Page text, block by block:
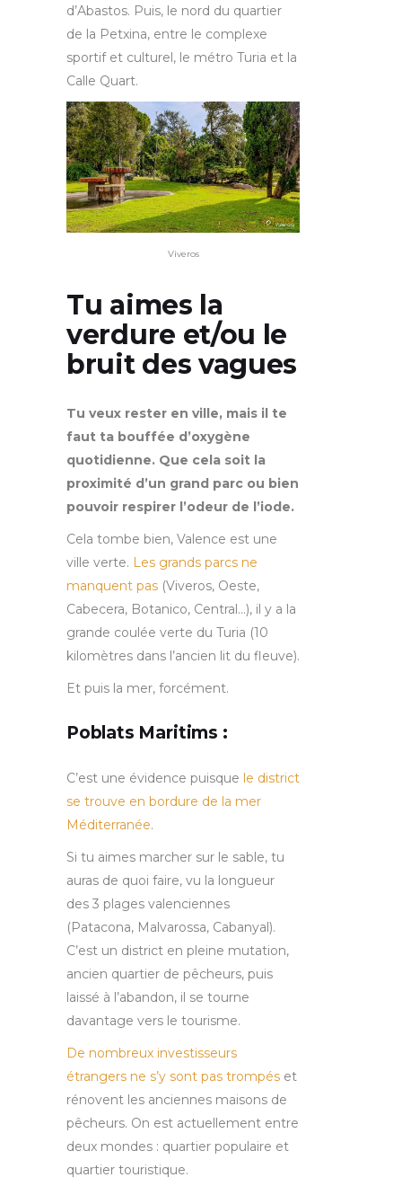
d’Abastos. Puis, le nord du quartier
de la Petxina, entre le complexe
sportif et culturel, le métro Turia et la
Calle Quart.
Viveros
Tu aimes la
verdure et/ou le
bruit des vagues
Tu veux rester en ville, mais il te
faut ta bouffée d’oxygène
quotidienne. Que cela soit la
proximité d’un grand parc ou bien
pouvoir respirer l’odeur de l’iode.
Cela tombe bien, Valence est une
ville verte. Les grands parcs ne
manquent pas (Viveros, Oeste,
Cabecera, Botanico, Central…), il y a la
grande coulée verte du Turia (10
kilomètres dans l’ancien lit du fleuve).
Et puis la mer, forcément.
Poblats Maritims :
C’est une évidence puisque le district
se trouve en bordure de la mer
Méditerranée.
Si tu aimes marcher sur le sable, tu
auras de quoi faire, vu la longueur
des 3 plages valenciennes
(Patacona, Malvarossa, Cabanyal).
C’est un district en pleine mutation,
ancien quartier de pêcheurs, puis
laissé à l’abandon, il se tourne
davantage vers le tourisme.
De nombreux investisseurs
étrangers ne s’y sont pas trompés et
rénovent les anciennes maisons de
pêcheurs. On est actuellement entre
deux mondes : quartier populaire et
quartier touristique.